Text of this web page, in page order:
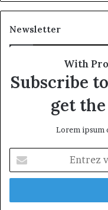
Newsletter
With
Subscribe
get
Lorem ipsum
votre
adresse